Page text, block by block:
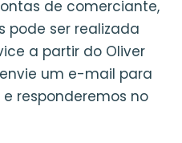
de comerciante,
pode ser realizada
a partir do Oliver
um e-mail para
e responderemos no